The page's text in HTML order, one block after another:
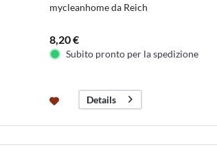
mycleanhome da Reich
8,20 €
Subito pronto per la spedizione
Details